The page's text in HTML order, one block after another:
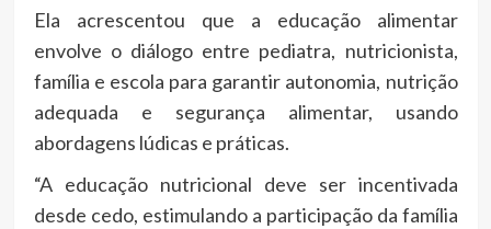
Ela acrescentou que a educação alimentar
envolve o diálogo entre pediatra, nutricionista,
família e escola para garantir autonomia, nutrição
adequada e segurança alimentar, usando
abordagens lúdicas e práticas.
“A educação nutricional deve ser incentivada
desde cedo, estimulando a participação da família